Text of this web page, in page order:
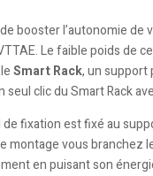
booster l’autonomie de
Le faible poids de
Smart Rack, un support
clic du Smart Rack
fixation est fixé au
montage vous
en puisant son